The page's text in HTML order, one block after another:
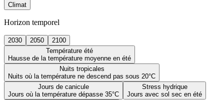
Climat
Horizon temporel
2030 2050
2100
Température été
Hausse de la température moyenne en été
Nuits tropicales
Nuits où la température ne descend pas sous 20°C
Jours de canicule
Jours où la température dépasse 35°C
Stress hydrique
Jours avec sol sec en été